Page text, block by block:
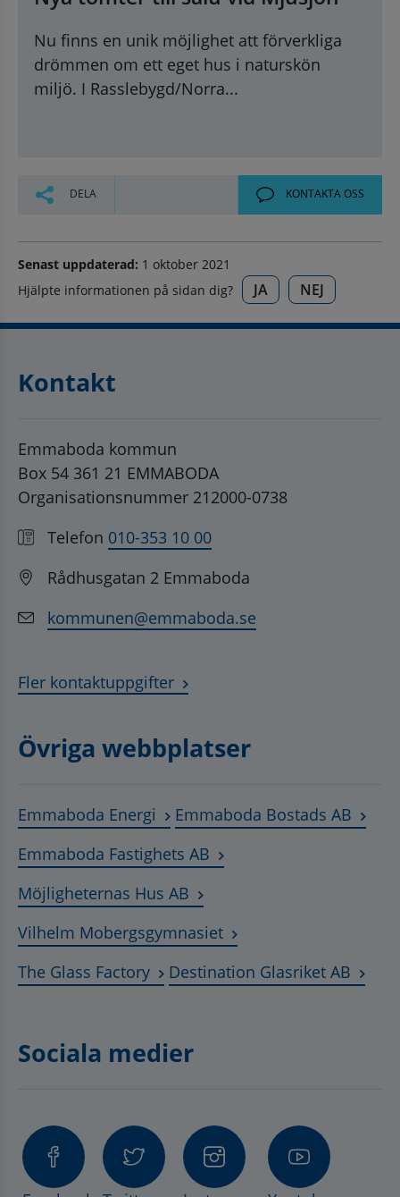
Nu finns en unik möjlighet att förverkliga
drömmen om ett eget hus i naturskön
miljö. I Rasslebygd/Norra...
DELA KONTAKTA OSS
Senast uppdaterad: 1 oktober 2021
Hjälpte informationen på sidan dig?
JA NEJ
Kontakt
Emmaboda kommun
Box 54 361 21 EMMABODA
Organisationsnummer 212000-0738
Telefon 010-353 10 00
Rådhusgatan 2 Emmaboda
kommunen@emmaboda.se
Fler kontaktuppgifter
Övriga webbplatser
Emmaboda Energi Länk till annan webbplats,
Emmaboda Bostads AB
Emmaboda Fastighets AB Länk till annan
Möjligheternas Hus AB Länk till annan webbplats,
Vilhelm MobergsgymnasietLänk till annan
The Glass FactoryLänk till annan webbplats,
Destination Glasriket AB
Sociala medier